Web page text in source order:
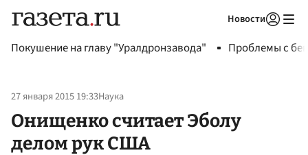
Новости
Покушение на главу "Уралдронзавода" Проблемы с
27 января 2015 19:33Наука
Онищенко считает Эболу
делом рук США